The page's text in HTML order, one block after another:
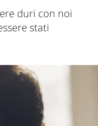
duri con noi
stati